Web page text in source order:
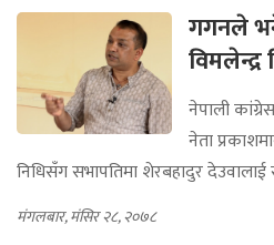
गगनले
नेपाली
नेता
निधिसँग सभापतिमा शेरबहादुर देउवालाई
मंगलबार, मंसिर २८, २०७८